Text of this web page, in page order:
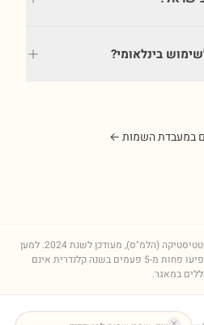
בינלאומי?
במעבדת השמות ←
(הלמ"ס), מעודכן לשנת2024. למען
שמירה על הפרטיות, שמות שהופיעו פחות מ-5 פעמים בשנה קלנדרית אינם
במאגר.